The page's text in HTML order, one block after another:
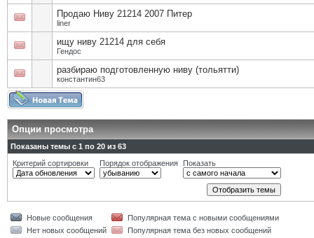
Продаю Ниву 21214 2007 Питер
liner
ищу ниву 21214 для себя
Гендос
разбираю подготовленную ниву (тольятти)
константин63
Опции просмотра
Показаны темы с 1 по 20 из 63
Критерий сортировки
Порядок отображения Показать
Новые сообщения
Популярная тема с новыми сообщениями
Нет новых сообщений
Популярная тема без новых сообщений